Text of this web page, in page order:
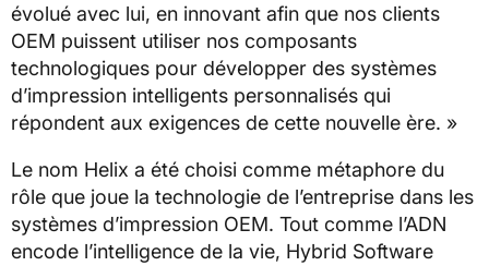
évolué avec lui, en innovant afin que nos clients
OEM puissent utiliser nos composants
technologiques pour développer des systèmes
d’impression intelligents personnalisés qui
répondent aux exigences de cette nouvelle ère. »
Le nom Helix a été choisi comme métaphore du
rôle que joue la technologie de l’entreprise dans les
systèmes d’impression OEM. Tout comme l’ADN
encode l’intelligence de la vie, Hybrid Software